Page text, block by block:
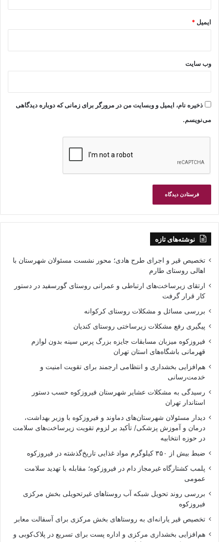
ایمیل *
وب‌ سایت
ذخیره نام، ایمیل و وبسایت من در مرورگر برای زمانی که دوباره دیدگاهی
می‌نویسم.
نوشته‌های تازه
تخصیص قیر و اجرای طرح هادی؛ محور نشست مسئولان شهرستان با
اهالی روستای طارم
ارتقای زیرساخت‌های ارتباطی و عمرانی روستای گورسفید در دستور
کار قرار گرفت
بررسی مسائل و مشکلات روستای کرکوانه
پیگیری رفع مشکلات زیرساختی روستای کندیان
فیروزکوه میزبان مسابقات جایزه بزرگ پرس سینه بدون لوازم
قهرمانی باشگاه‌های استان تهران
هم‌افزایی بخشداری و انتظامی ارجمند برای تقویت امنیت و
خدمت‌رسانی
رسیدگی به مشکلات عشایر شهرستان فیروزکوه حسب دستور
استاندار تهران
دیدار مسئولان شهرستان‌های دماوند و فیروزکوه با وزیر بهداشت،
درمان و آموزش پزشکی/ تأکید بر لزوم تقویت زیرساخت‌های سلامت
در حوزه انتخابیه
ضبط بیش از ۳۵۰ کیلوگرم مواد غذایی تاریخ‌گذشته در فیروزکوه
پلمب کشتارگاه غیرمجاز دام در فیروزکوه؛ مقابله با تهدید سلامت
عمومی
بررسی روند تحویل شبکه آب روستاهای غیرتحویلی بخش مرکزی
فیروزکوه
تخصیص قیر یارانه‌ای به روستاهای بخش مرکزی برای آسفالت معابر
هم‌افزایی بخشداری مرکزی و اداره پست برای تسریع در پلاک‌کوبی و